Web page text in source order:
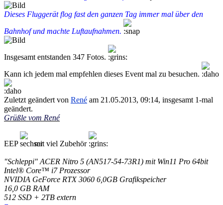
Dieses Fluggerät flog fast den ganzen Tag immer mal über den
Bahnhof und machte Luftaufnahmen.
Insgesamt entstanden 347 Fotos.
Kann ich jedem mal empfehlen dieses Event mal zu besuchen.
Zuletzt geändert von René am 21.05.2013, 09:14, insgesamt 1-mal
geändert.
Grüßle vom René
EEP mit viel Zubehör
"Schleppi" ACER Nitro 5 (AN517-54-73R1) mit Win11 Pro 64bit
Intel® Core™ i7 Prozessor
NVIDIA GeForce RTX 3060 6,0GB Grafikspeicher
16,0 GB RAM
512 SSD + 2TB extern